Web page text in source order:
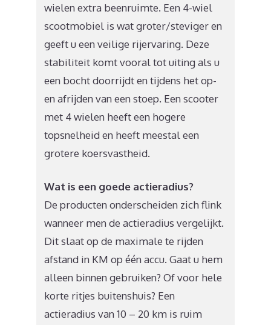
wielen extra beenruimte. Een 4-wiel
scootmobiel is wat groter/steviger en
geeft u een veilige rijervaring. Deze
stabiliteit komt vooral tot uiting als u
een bocht doorrijdt en tijdens het op-
en afrijden van een stoep. Een scooter
met 4 wielen heeft een hogere
topsnelheid en heeft meestal een
grotere koersvastheid.
Wat is een goede actieradius?
De producten onderscheiden zich flink
wanneer men de actieradius vergelijkt.
Dit slaat op de maximale te rijden
afstand in KM op één accu. Gaat u hem
alleen binnen gebruiken? Of voor hele
korte ritjes buitenshuis? Een
actieradius van 10 – 20 km is ruim